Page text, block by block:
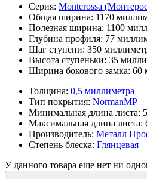
Серия: Monterossa
Общая ширина: 1170
Полезная ширина: 1100
Глубина профиля: 77
Шаг ступени: 350
Высота ступеньки: 35
Ширина бокового замка: 60
Толщина: 0,5 миллиметра
Тип покрытия: NormanMP
Минимальная длина листа:
Максимальная длина листа:
Производитель: Металл
Степень блеска: Глянцевая
У данного товара еще нет ни